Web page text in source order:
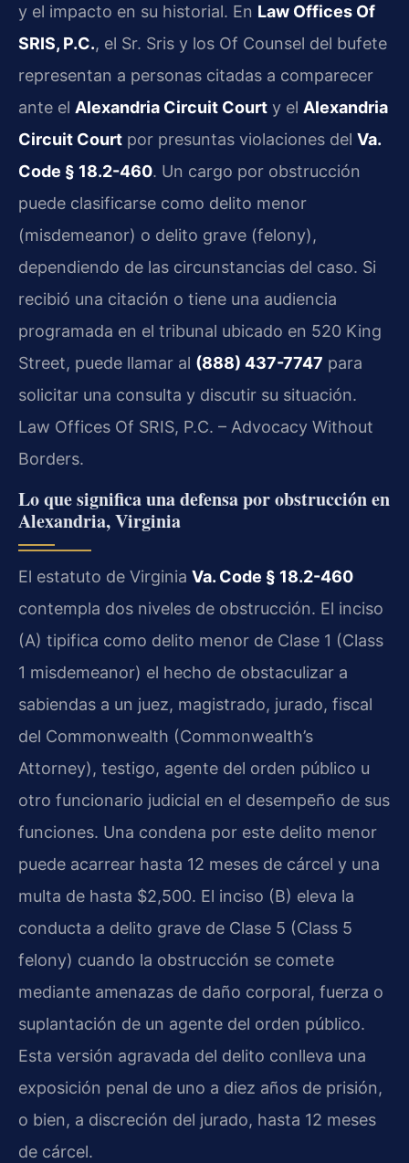
y el impacto en su historial. En Law Offices Of
SRIS, P.C., el Sr. Sris y los Of Counsel del bufete
representan a personas citadas a comparecer
ante el Alexandria Circuit Court y el Alexandria
Circuit Court por presuntas violaciones del Va.
Code § 18.2-460. Un cargo por obstrucción
puede clasificarse como delito menor
(misdemeanor) o delito grave (felony),
dependiendo de las circunstancias del caso. Si
recibió una citación o tiene una audiencia
programada en el tribunal ubicado en 520 King
Street, puede llamar al (888) 437-7747 para
solicitar una consulta y discutir su situación.
Law Offices Of SRIS, P.C. – Advocacy Without
Borders.
Lo que significa una defensa por obstrucción en
Alexandria, Virginia
El estatuto de Virginia Va. Code § 18.2-460
contempla dos niveles de obstrucción. El inciso
(A) tipifica como delito menor de Clase 1 (Class
1 misdemeanor) el hecho de obstaculizar a
sabiendas a un juez, magistrado, jurado, fiscal
del Commonwealth (Commonwealth’s
Attorney), testigo, agente del orden público u
otro funcionario judicial en el desempeño de sus
funciones. Una condena por este delito menor
puede acarrear hasta 12 meses de cárcel y una
multa de hasta $2,500. El inciso (B) eleva la
conducta a delito grave de Clase 5 (Class 5
felony) cuando la obstrucción se comete
mediante amenazas de daño corporal, fuerza o
suplantación de un agente del orden público.
Esta versión agravada del delito conlleva una
exposición penal de uno a diez años de prisión,
o bien, a discreción del jurado, hasta 12 meses
de cárcel.